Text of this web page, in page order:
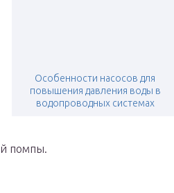
Особенности насосов для
повышения давления воды в
водопроводных системах
помпы.